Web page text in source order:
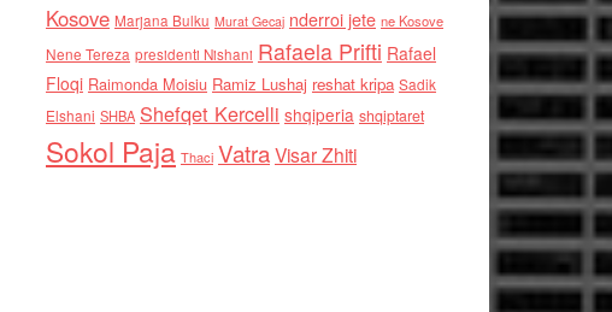
Kosove Marjana Bulku Murat Gecaj nderroi jete ne Kosove
Nene Tereza presidenti Nishani Rafaela Prifti Rafael
Floqi Raimonda Moisiu Ramiz Lushaj reshat kripa Sadik
Elshani SHBA Shefqet Kercelli shqiperia shqiptaret
Sokol Paja Thaci VatraVisar Zhiti